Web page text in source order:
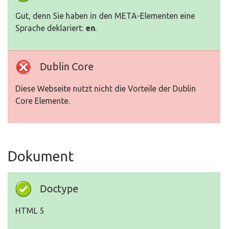
Gut, denn Sie haben in den META-Elementen eine
Sprache deklariert: en.
Dublin Core
Diese Webseite nutzt nicht die Vorteile der Dublin
Core Elemente.
Dokument
Doctype
HTML 5